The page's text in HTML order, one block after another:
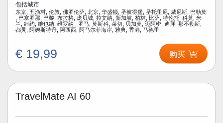
包括城市
东京, 五渔村, 伦敦, 佛罗伦萨, 北京, 华盛顿, 圣彼得堡, 圣托里尼, 威尼斯, 巴勒莫
, 巴塞罗那, 巴黎, 布拉格, 庞贝城, 拉文纳, 新加坡, 柏林, 比萨, 特伦托, 科莫, 米
兰, 纽约, 维也纳, 维罗纳 , 罗马, 莫斯科, 莱切, 贝加莫, 迈阿密, 迪拜, 那不勒斯,
都灵, 阿姆斯特丹, 阿西西, 阿马尔菲海岸, 雅典, 香港, 马德里
€ 19,99 购买
TravelMate AI 60